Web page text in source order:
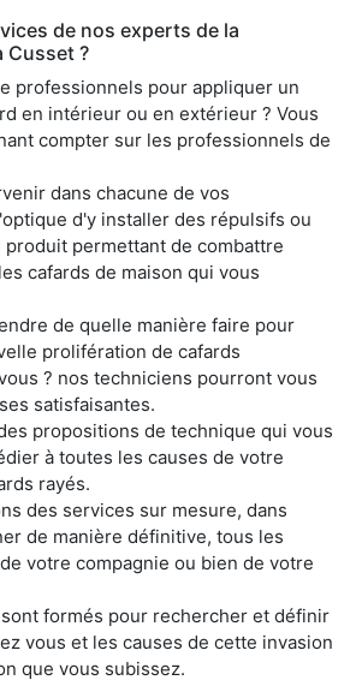
de nos experts de la
Cusset ?
professionnels pour appliquer un
en intérieur ou en extérieur ? Vous
compter sur les professionnels de
dans chacune de vos
d'y installer des répulsifs ou
permettant de combattre
cafards de maison qui vous
de quelle manière faire pour
prolifération de cafards
? nos techniciens pourront vous
satisfaisantes.
propositions de technique qui vous
à toutes les causes de votre
rayés.
des services sur mesure, dans
de manière définitive, tous les
votre compagnie ou bien de votre
formés pour rechercher et définir
vous et les causes de cette invasion
que vous subissez.